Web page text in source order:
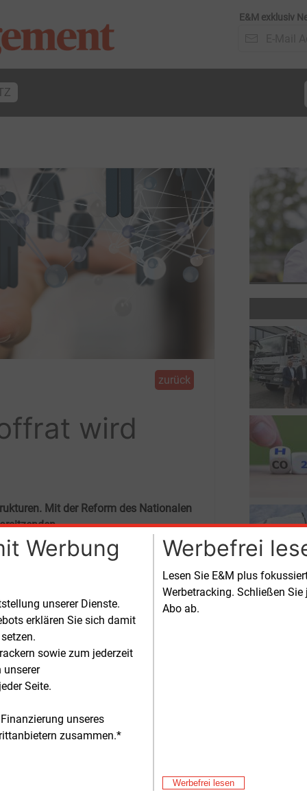
E&M exklusiv
Werbung
unserer Dienste.
erklären Sie sich damit
sowie zum jederzeit
unserer
Seite.
unseres
zusammen.*
Werbefrei
Lesen Sie E&M plus
Werbetracking. Schließen
Abo ab.
Werbefrei lesen
zurück
wird
Mit der Reform des Nationalen
die Bundesregierung das Mandat
enger an den Prioritäten der
ausgerichtet werden. Die
sieht außerdem weniger
und eine schlankere Organisation
der Wasserstoffpolitik
von technischen und
stärker die Marktentwicklung begleiten